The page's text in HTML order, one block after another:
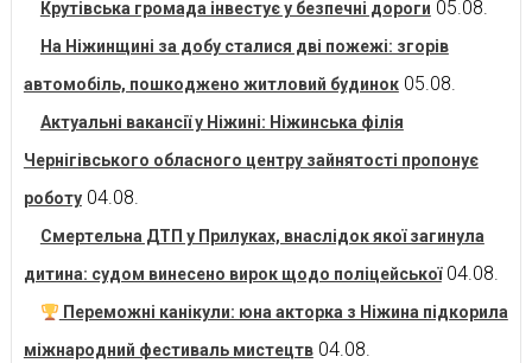
Крутівська громада інвестує у безпечні дороги 05.08.
На Ніжинщині за добу сталися дві пожежі: згорів
автомобіль, пошкоджено житловий будинок 05.08.
Актуальні вакансії у Ніжині: Ніжинська філія
Чернігівського обласного центру зайнятості пропонує
роботу 04.08.
Смертельна ДТП у Прилуках, внаслідок якої загинула
дитина: судом винесено вирок щодо поліцейської 04.08.
Переможні канікули: юна акторка з Ніжина підкорила
міжнародний фестиваль мистецтв 04.08.